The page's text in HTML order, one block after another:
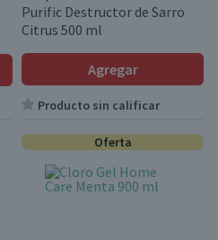
Purific Destructor de Sarro
Citrus 500 ml
Agregar
Producto sin calificar
Oferta